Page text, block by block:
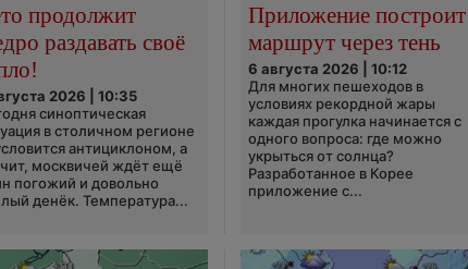
продолжит
раздавать своё
2026 | 10:35
синоптическая
в столичном регионе
антициклоном, а
москвичей ждёт ещё
погожий и довольно
денёк. Температура...
Приложение построит
маршрут через тень
6 августа 2026 | 10:12
Для многих пешеходов в
условиях рекордной жары
каждая прогулка начинается с
одного вопроса: где можно
укрыться от солнца?
Разработанное в Корее
приложение с...